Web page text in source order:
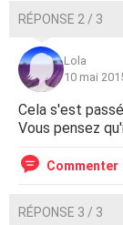
RÉPONSE 2 / 3
Lola
10 mai
Cela s'est
Vous pensez
Commenter
RÉPONSE 3 / 3